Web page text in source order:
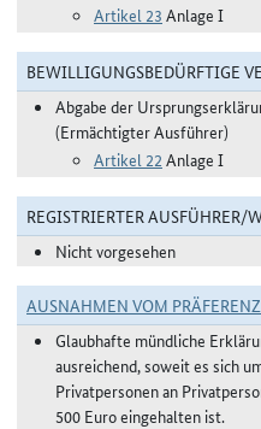
Artikel 23 Anlage I
BEWILLIGUNGSBEDÜRFTIGE
Abgabe der
(Ermächtigter Ausführer)
Artikel 22 Anlage I
REGISTRIERTER AUSFÜHRER/
Nicht vorgesehen
AUSNAHMEN VOM
Glaubhafte mündliche
ausreichend, soweit es sich
Privatpersonen an
500 Euro eingehalten ist.